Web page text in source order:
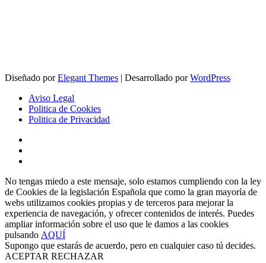
Diseñado porElegant Themes | Desarrollado porWordPress
Aviso Legal
Politica de Cookies
Politica de Privacidad
No tengas miedo a este mensaje, solo estamos cumpliendo con la ley
de Cookies de la legislación Española que como la gran mayoría de
webs utilizamos cookies propias y de terceros para mejorar la
experiencia de navegación, y ofrecer contenidos de interés. Puedes
ampliar información sobre el uso que le damos a las cookies
pulsando AQUÍ
Supongo que estarás de acuerdo, pero en cualquier caso tú decides.
ACEPTAR RECHAZAR